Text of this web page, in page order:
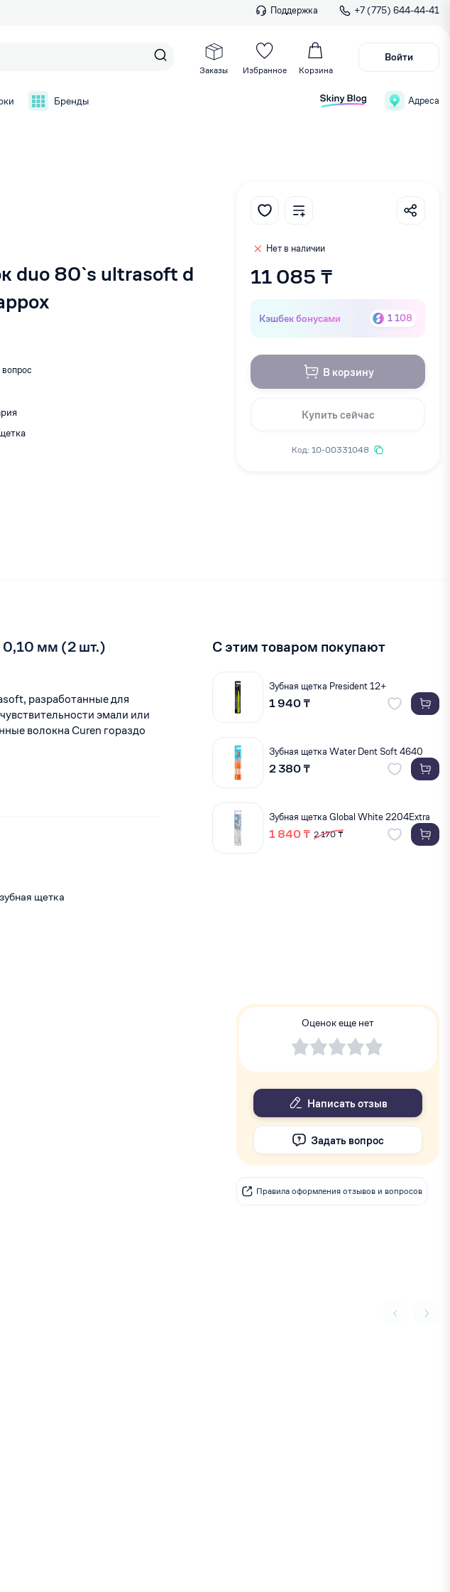
Поддержка +7 (775) 644-44-41
Заказы Избранное Корзина
Войти
Бренды Адреса
duo 80`s ultrasoft d
вопрос
Нет в наличии
11 085 ₸
Кэшбек бонусами 1 108
В корзину
Купить сейчас
Код: 10-00331048
0,10 мм (2 шт.)
разработанные для
эмали или
волокна Curen гораздо
зубная щетка
С этим товаром покупают
Зубная щетка President 12+
1 940 ₸
Зубная щетка Water Dent Soft 4640
2 380 ₸
Зубная щетка Global White 2204Extra
1 840 ₸ 2 170 ₸
Оценок еще нет
Написать отзыв
Задать вопрос
Правила оформления отзывов и вопросов